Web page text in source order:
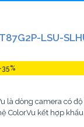
LSU-
là dòng camera có
ColorVu kết hợp